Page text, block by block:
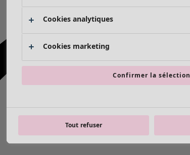
Cookies analytiques
Cookies marketing
Confirmer la sélection
Tout refuser